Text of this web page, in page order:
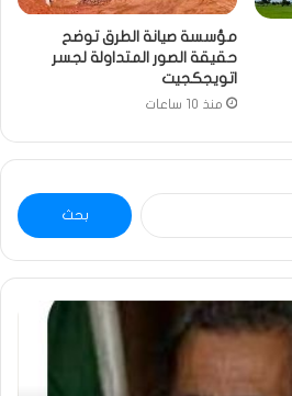
مؤسسة صيانة الطرق توضح
حقيقة الصور المتداولة لجسر
اتويجكجيت
منذ 10 ساعات
البحث
عن: